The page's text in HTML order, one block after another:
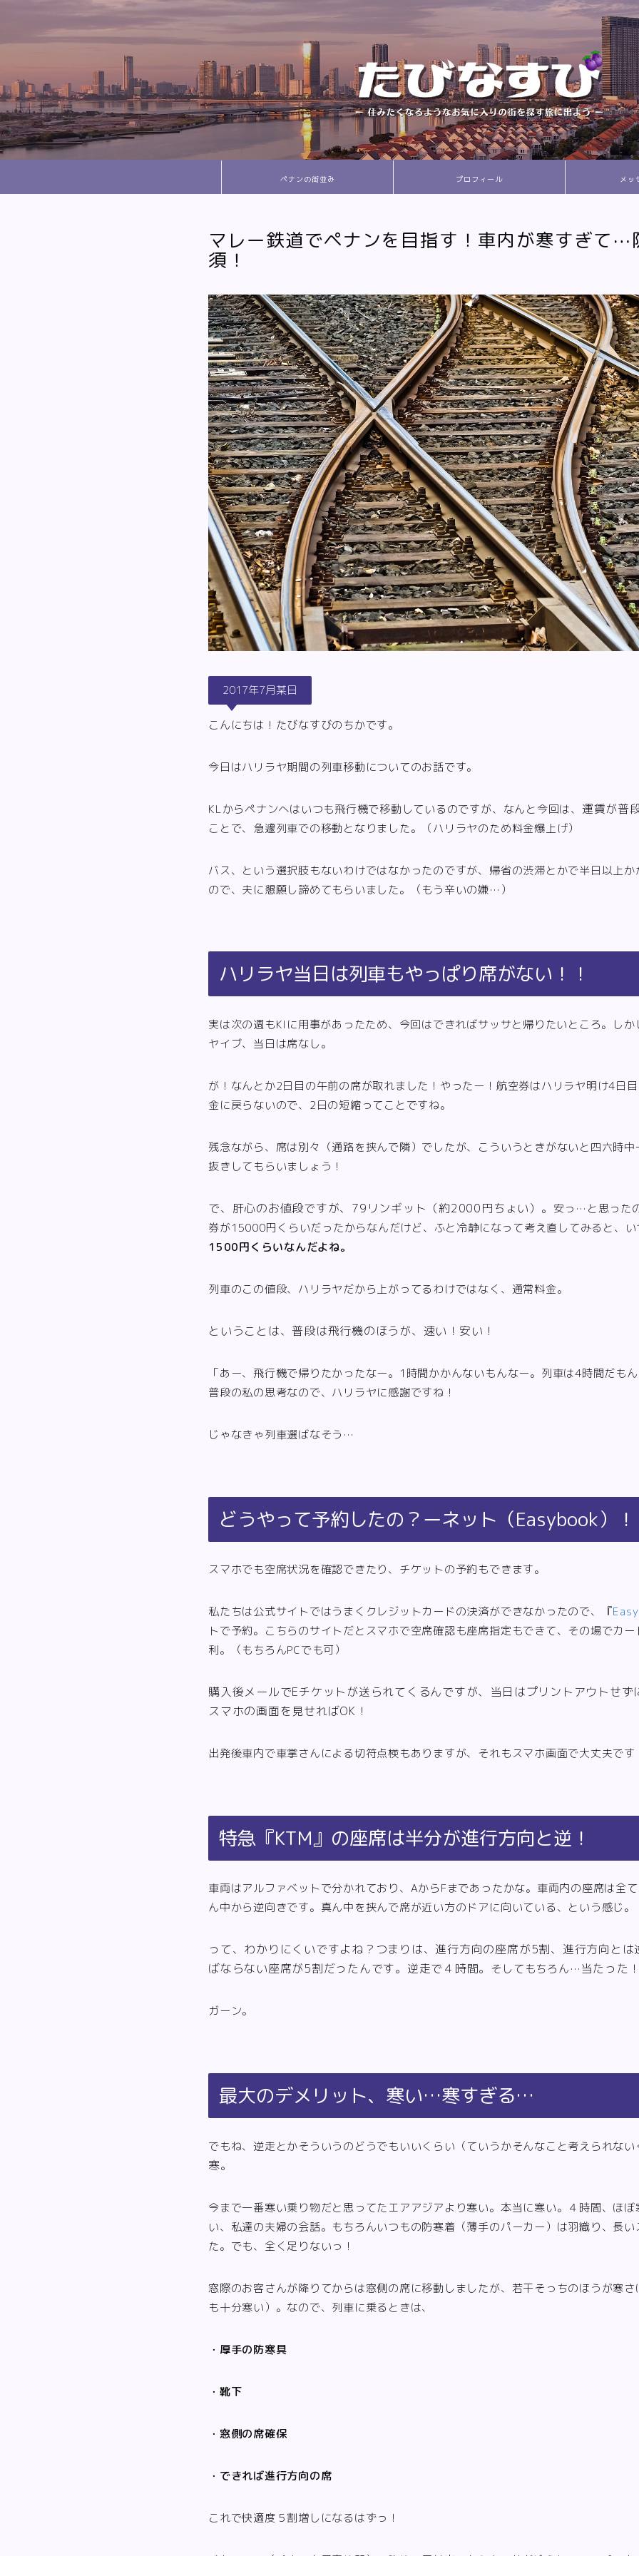
ペナンの街並み プロフィール メッ
マレー鉄道でペナンを目指す！車内が寒すぎて⋯
須！
2017年7月某日
こんにちは！たびなすびのちかです。
今日はハリラヤ期間の列車移動についてのお話です。
KLからペナンへはいつも飛行機で移動しているのですが、なんと今回は、 運賃が普
ことで、急遽列車での移動となりました。（ハリラヤのため料金爆上げ）
バス、という選択肢もないわけではなかったのですが、帰省の渋滞とかで半日以上か
ので、夫に懇願し諦めてもらいました。（もう辛いの嫌…）
ハリラヤ当日は列車もやっぱり席がない！！
実は次の週もKlに用事があったため、今回はできればサッサと帰りたいところ。し
ヤイブ、当日は席なし。
が！なんとか2日目の午前の席が取れました！やったー！航空券はハリラヤ明け4日
金に戻らないので、2日の短縮ってことですね。
残念ながら、席は別々（通路を挟んで隣）でしたが、こういうときがないと四六時
抜きしてもらいましょう！
で、肝心のお値段ですが、79リンギット（約2000円ちょい）。 安っ…と思った
券が15000円くらいだったからなんだけど、ふと冷静になって考え直してみると、い
1500円くらいなんだよね。
列車のこの値段、ハリラヤだから上がってるわけではなく、通常料金。
ということは、普段は飛行機のほうが、速い！安い！
「あー、飛行機で帰りたかったなー。1時間かかんないもんなー。列車は4時間だも
普段の私の思考なので、ハリラヤに感謝ですね！
じゃなきゃ列車選ばなそう…
どうやって予約したの？ーネット（Easybook）！
スマホでも空席状況を確認できたり、チケットの予約もできます。
私たちは公式サイトではうまくクレジットカードの決済ができなかったので、『
トで予約。こちらのサイトだとスマホで空席確認も座席指定もできて、その場でカ
利。（もちろんPCでも可）
購入後メールでEチケットが送られてくるんですが、当日はプリントアウトせず
スマホの画面を見せればOK！
出発後車内で車掌さんによる切符点検もありますが、それもスマホ画面で大丈夫です
特急『KTM』の座席は半分が進行方向と逆！
車両はアルファベットで分かれており、AからFまであったかな。車両内の座席は全
ん中から逆向きです。真ん中を挟んで席が近い方のドアに向いている、という感じ。
って、わかりにくいですよね？つまりは、進行方向の座席が5割、進行方向とは
ばならない座席が5割だったんです。逆走で４時間。 そしてもちろん…当たった
ガーン。
最大のデメリット、寒い…寒すぎる…
でもね、逆走とかそういうのどうでもいいくらい（ていうかそんなこと考えられない
寒。
今まで一番寒い乗り物だと思ってたエアアジアより寒い。本当に寒い。４時間、ほ
い、私達の夫婦の会話。もちろんいつもの防寒着（薄手のパーカー）は羽織り、長
た。でも、全く足りないっ！
窓際のお客さんが降りてからは窓側の席に移動しましたが、若干そっちのほうが寒
も十分寒い）。なので、列車に乗るときは、
・厚手の防寒具
・靴下
・窓側の席確保
・できれば進行方向の席
これで快適度５割増しになるはずっ！